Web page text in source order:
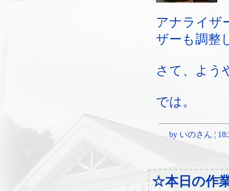
アナライザ
ザーも調整
さて、よう
では。
by いのさん ¦
☆本日の作